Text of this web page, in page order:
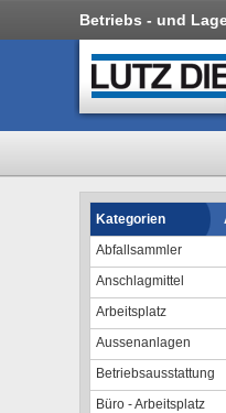
Betriebs - und
Kategorien
Abfallsammler
Anschlagmittel
Arbeitsplatz
Aussenanlagen
Betriebsausstattung
Büro - Arbeitsplatz